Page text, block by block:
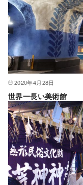
2020年4月28日
世界一長い美術館